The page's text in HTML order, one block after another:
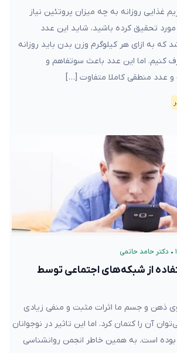
روزانه به چه میزان پروتئین نیاز
مورد تحقیق کرده ‌باشید، شاید این عدد
که به ازای هر کیلوگرم وزن بدن باید روزانه
کنیم. اما این عدد باعث سوتفاهم و
عدد منطقی کاملا متفاوت […]
• دکتر حامد حاتمی
از شبکه‌های اجتماعی توسط
ذهن و جسم ما اثرات مثبت و منفی زیادی
آن را کتمان کرد. اما این تاثیر در نوجوانان
بوده است. به همین خاطر انجمن روانشناسی